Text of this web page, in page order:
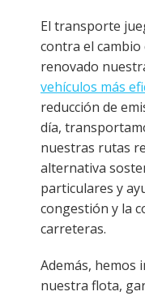
El transporte
contra el cambio
renovado
vehículos más
reducción de
día,
nuestras rutas
alternativa
particulares y
congestión y la
carreteras.
Además, hemos
nuestra flota,